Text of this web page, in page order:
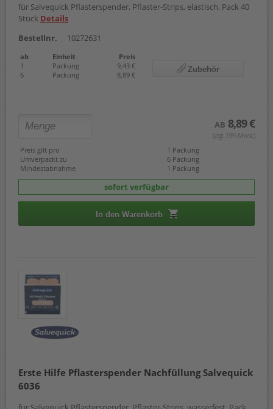
für Salvequick Pflasterspender, Pflaster-Strips, elastisch, Pack 40
Stück Details
Bestellnr.
10272631
ab Einheit
Preis
1
Packung
9,43 €
6
Packung 8,89 €
Zubehör
AB 8,89 €
(zzgl. 19% Mwst.)
Preis gilt pro
1 Packung
Umverpackt zu
6 Packung
Mindestabnahme
1 Packung
sofort verfügbar
In den Warenkorb
Erste Hilfe Pflasterspender Nachfüllung Salvequick
6036